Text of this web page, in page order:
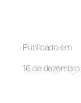
Publicado em
16 de